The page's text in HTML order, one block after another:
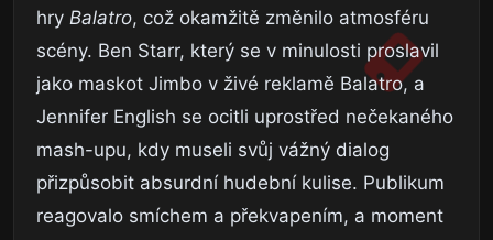
hry Balatro, což okamžitě změnilo atmosféru
scény. Ben Starr, který se v minulosti proslavil
jako maskot Jimbo v živé reklamě Balatro, a
Jennifer English se ocitli uprostřed nečekaného
mash-upu, kdy museli svůj vážný dialog
přizpůsobit absurdní hudební kulise. Publikum
reagovalo smíchem a překvapením, a moment